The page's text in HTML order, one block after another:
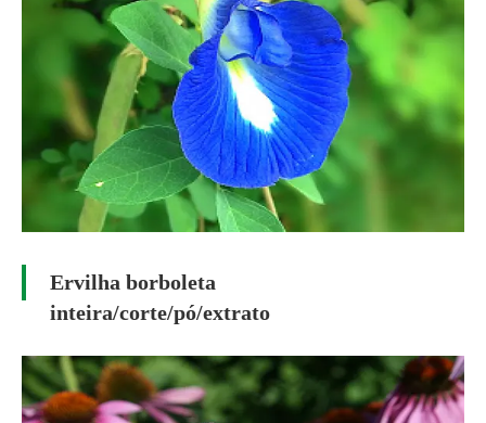
Ervilha borboleta
inteira/corte/pó/extrato